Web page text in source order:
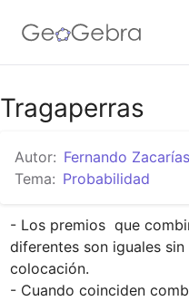
GeoGebra Classroom
Tragaperras
Autor: Fernando
Tema: Probabilidad
- Los premios  que
diferentes son iguales
colocación.
- Cuando coinciden